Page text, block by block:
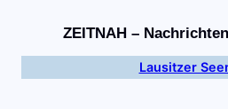
ZEITNAH –
Lausitzer